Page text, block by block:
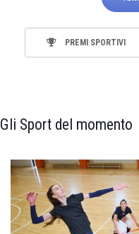
PREMI SPORTIVI
Gli Sport del momento